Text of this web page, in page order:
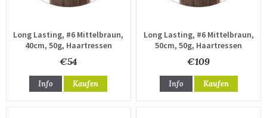
Long Lasting, #6 Mittelbraun,
40cm, 50g, Haartressen
€54
Info Kaufen
Long Lasting, #6 Mittelbraun,
50cm, 50g, Haartressen
€109
Info Kaufen